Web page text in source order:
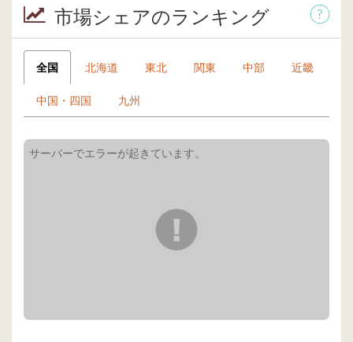
市場シェアのランキング
全国 北海道 東北 関東 中部 近畿
中国・四国 九州